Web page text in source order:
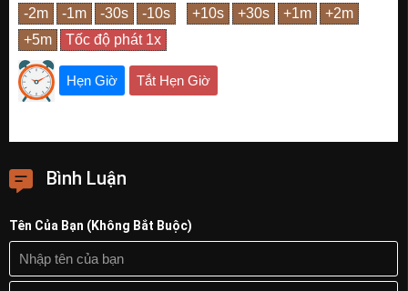
Phần 8
Phần 9
Phần Cuối
Hẹn Giờ Tắt Hẹn Giờ
Bình Luận
Tên Của Bạn (Không Bắt Buộc)